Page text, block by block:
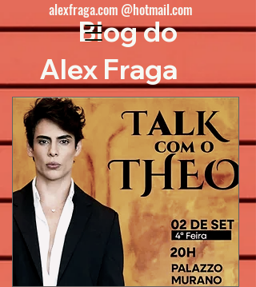
Blog do
Alex Fraga
alexfraga.com @hotmail.com